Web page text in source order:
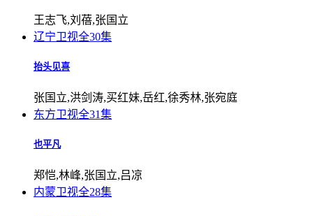
王志飞,刘蓓,张国立
辽宁卫视全30集
抬头见喜
张国立,洪剑涛,买红妹,岳红,徐秀林,张宛庭
东方卫视全31集
也平凡
郑恺,林峰,张国立,吕凉
内蒙卫视全28集